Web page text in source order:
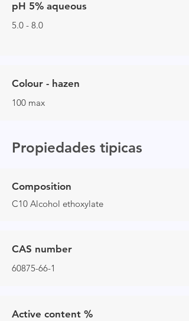
pH 5% aqueous
5.0 - 8.0
Colour - hazen
100 max
Propiedades tipicas
Composition
C10 Alcohol ethoxylate
CAS number
60875-66-1
Active content %